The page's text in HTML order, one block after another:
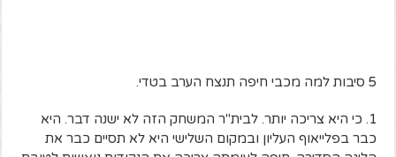
5 סיבות למה מכבי חיפה תנצח הערב בטדי.
1. כי היא צריכה יותר. לבית"ר המשחק הזה לא ישנה דבר. היא
כבר בפלייאוף העליון ובמקום השלישי היא לא תסיים כבר את